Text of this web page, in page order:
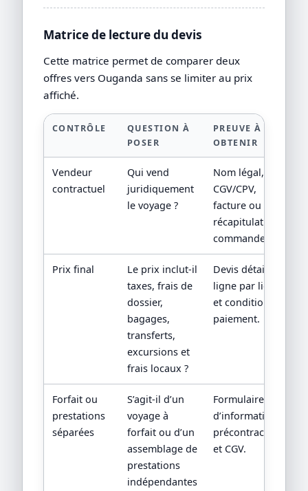
Matrice de lecture du devis
Cette matrice permet de comparer deux
offres vers Ouganda sans se limiter au prix
affiché.
CONTRÔLE
QUESTION À
POSER
PREUVE À
OBTENIR
Vendeur
contractuel
Qui vend
juridiquement
le voyage ?
Nom légal,
CGV/CPV,
facture ou
récapitulatif de
commande.
Prix final
Le prix inclut-il
taxes, frais de
dossier,
bagages,
transferts,
excursions et
frais locaux ?
Devis détaillé
ligne par ligne
et conditions de
paiement.
Forfait ou
prestations
séparées
S’agit-il d’un
voyage à
forfait ou d’un
assemblage de
prestations
indépendantes
Formulaire
d’information
précontractuelle
et CGV.